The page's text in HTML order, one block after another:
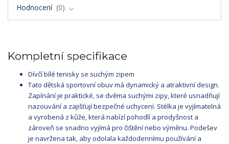
Hodnocení
0
Kompletní specifikace
Dívčí bílé tenisky se suchým zipem
Tato dětská sportovní obuv má dynamický a atraktivní design.
Zapínání je praktické, se dvěma suchými zipy, které usnadňují
nazouvání a zajišťují bezpečné uchycení. Stélka je vyjímatelná
a vyrobená z kůže, která nabízí pohodlí a prodyšnost a
zároveň se snadno vyjímá pro čištění nebo výměnu. Podešev
je navržena tak, aby odolala každodennímu používání a